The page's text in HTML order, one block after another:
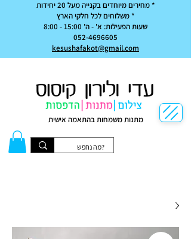
* מחירים מיוחדים בקנייה מעל 20 יחידות
* משלוחים לכל חלקי הארץ
שעות הפעילות: א' - ה' 15:00 - 8:00
052-4696605
kesushafakot@gmail.com
מתנות משמחות בהתאמה אישית